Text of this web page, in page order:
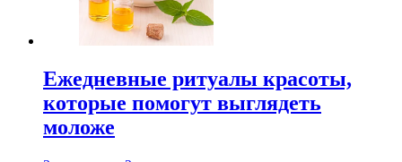
Ежедневные ритуалы красоты,
которые помогут выглядеть
моложе